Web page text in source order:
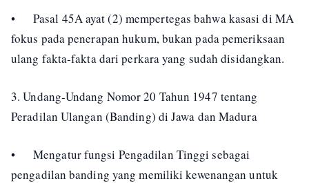
•
Pasal 45A ayat (2) mempertegas bahwa kasasi di MA
fokus pada penerapan hukum, bukan pada pemeriksaan
ulang fakta-fakta dari perkara yang sudah disidangkan.
3. Undang-Undang Nomor 20 Tahun 1947 tentang
Peradilan Ulangan (Banding) di Jawa dan Madura
•
Mengatur fungsi Pengadilan Tinggi sebagai
pengadilan banding yang memiliki kewenangan untuk